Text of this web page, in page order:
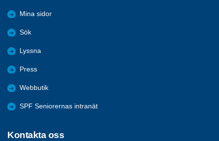
Mina sidor
Sök
Lyssna
Press
Webbutik
SPF Seniorernas intranät
Kontakta oss